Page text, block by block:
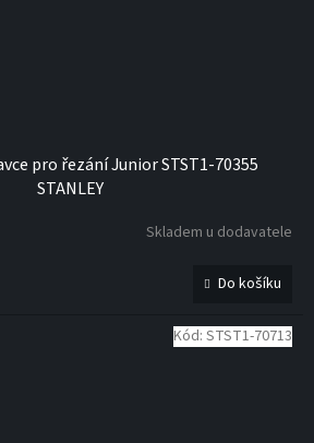
pro řezání Junior STST1-70355
STANLEY
Skladem u dodavatele
Do košíku
Kód: STST1-70713